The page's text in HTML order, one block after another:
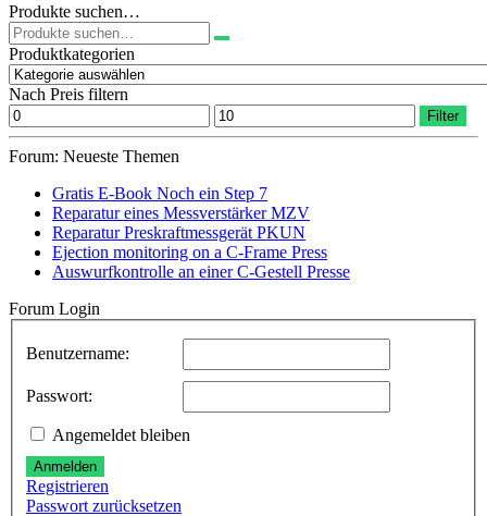
Produkte suchen…
Suchen
nach:
Produktkategorien
Nach Preis filtern
Min.
Preis
Max.
Preis
Filter
Forum: Neueste Themen
Gratis E-Book Noch ein Step 7
Reparatur eines Messverstärker MZV
Reparatur Preskraftmessgerät PKUN
Ejection monitoring on a C-Frame Press
Auswurfkontrolle an einer C-Gestell Presse
Forum Login
Benutzername:
Passwort:
Angemeldet bleiben
Anmelden
Registrieren
Passwort zurücksetzen